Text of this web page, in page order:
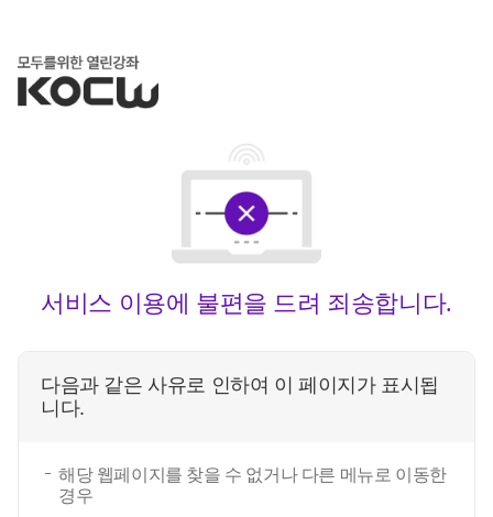
서비스 이용에 불편을 드려 죄송합니다.
다음과 같은 사유로 인하여 이 페이지가 표시됩
니다.
해당 웹페이지를 찾을 수 없거나 다른 메뉴로 이동한
경우